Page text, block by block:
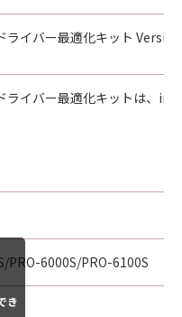
フトウエア」を
効し、下記(2)また
効に存続します。
ア」及びその複
することにより、
ます。
約のいずれかの条
約を終了させる
契約の終了後直
その複製物のす
します。
るものとします。
ライバー最適化キット
イバー最適化キットは、
PRO-6000S/PRO-6100S
き